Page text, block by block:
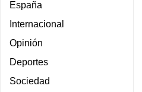
España
Internacional
Opinión
Deportes
Sociedad